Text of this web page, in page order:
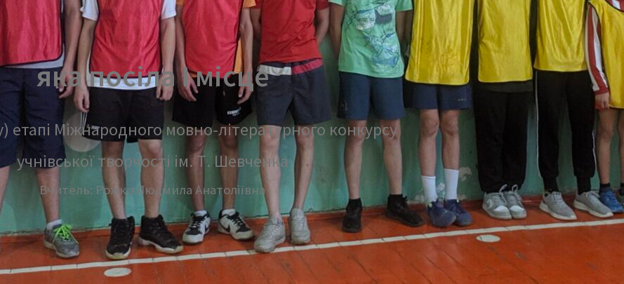
яка посіла І місце
етапі Міжнародного мовно-літературного конкурсу
учнівської творчості ім. Т. Шевченка
Вчитель: Рожко Людмила Анатоліївна